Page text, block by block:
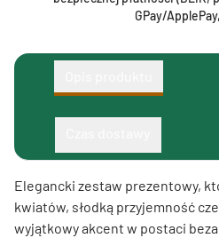
GPay/
Elegancki zestaw prezentowy,
kwiatów, słodką przyjemność
wyjątkowy akcent w postaci